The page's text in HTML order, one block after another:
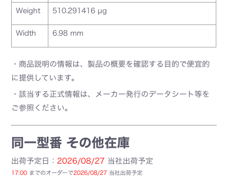
Weight 510.291416 µg
Width 6.98 mm
・商品説明の情報は、製品の概要を確認する目的で便宜的
に提供しています。
・該当する正式情報は、メーカー発行のデータシート等を
ご参照ください。
同一型番 その他在庫
出荷予定日： 2026/08/27 当社出荷予定
17:00 までのオーダーで2026/08/27 当社出荷予定